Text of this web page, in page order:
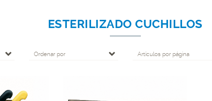
ESTERILIZADO CUCHILLOS
Ordenar por Artículos por página